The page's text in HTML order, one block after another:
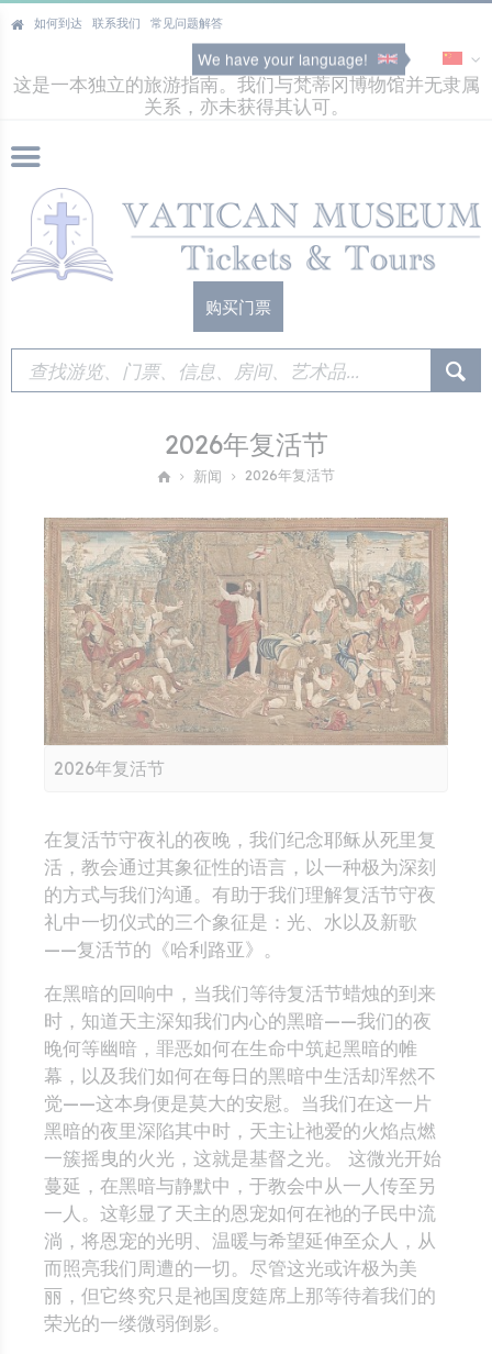
如何到达 联系我们 常见问题解答
We have your language!
这是一本独立的旅游指南。我们与梵蒂冈博物馆并无隶属
关系，亦未获得其认可。
购买门票
2026年复活节
新闻 2026年复活节
2026年复活节
在复活节守夜礼的夜晚，我们纪念耶稣从死里复
活，教会通过其象征性的语言，以一种极为深刻
的方式与我们沟通。有助于我们理解复活节守夜
礼中一切仪式的三个象征是：光、水以及新歌
——复活节的《哈利路亚》。
在黑暗的回响中，当我们等待复活节蜡烛的到来
时，知道天主深知我们内心的黑暗——我们的夜
晚何等幽暗，罪恶如何在生命中筑起黑暗的帷
幕，以及我们如何在每日的黑暗中生活却浑然不
觉——这本身便是莫大的安慰。当我们在这一片
黑暗的夜里深陷其中时，天主让祂爱的火焰点燃
一簇摇曳的火光，这就是基督之光。 这微光开始
蔓延，在黑暗与静默中，于教会中从一人传至另
一人。这彰显了天主的恩宠如何在祂的子民中流
淌，将恩宠的光明、温暖与希望延伸至众人，从
而照亮我们周遭的一切。尽管这光或许极为美
丽，但它终究只是祂国度筵席上那等待着我们的
荣光的一缕微弱倒影。